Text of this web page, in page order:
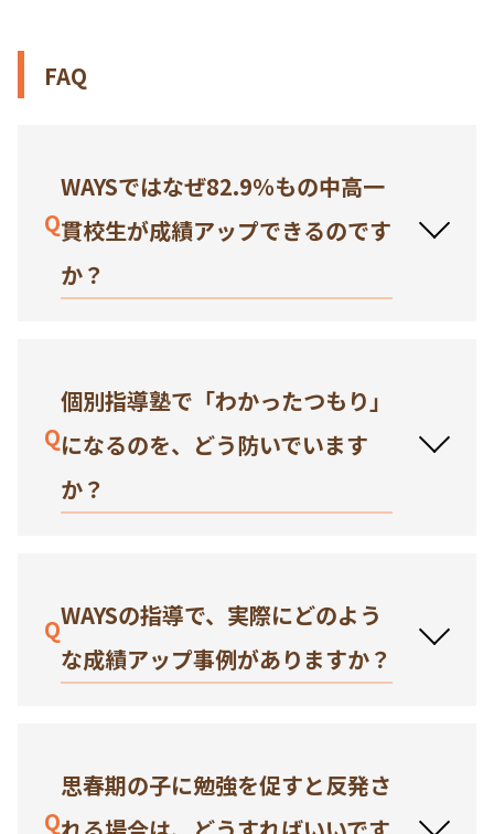
FAQ
Q
WAYSではなぜ82.9％もの中高一
貫校生が成績アップできるのです
か？
Q
個別指導塾で「わかったつもり」
になるのを、どう防いでいます
か？
QWAYSの指導で、実際にどのよう
な成績アップ事例がありますか？
Q
思春期の子に勉強を促すと反発さ